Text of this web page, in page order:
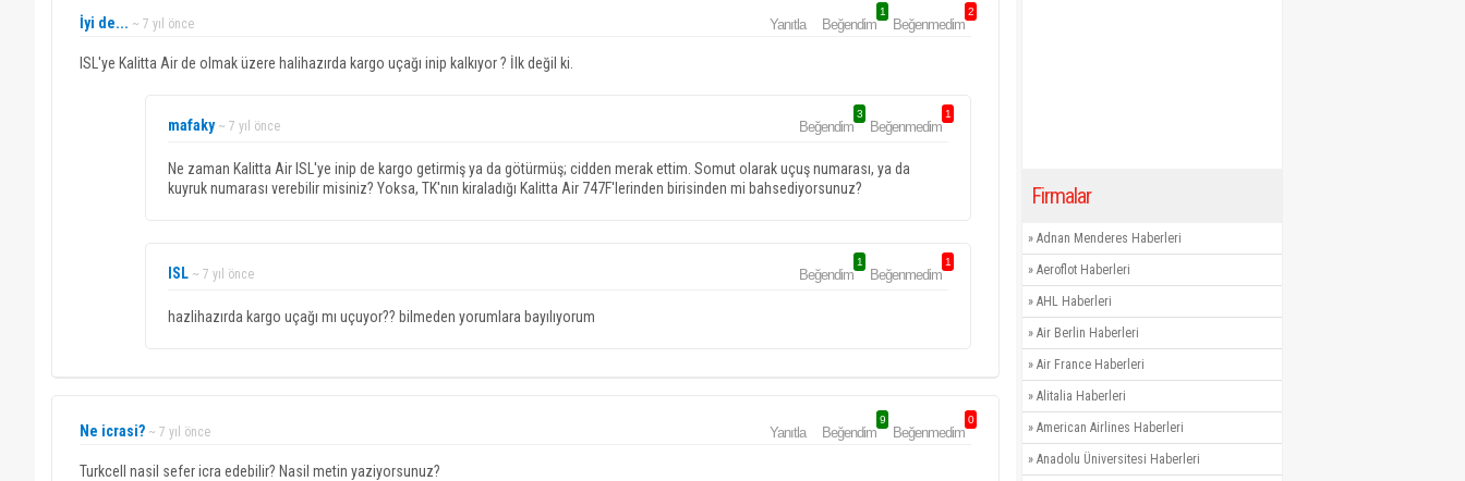
İyi de... ~ 7 yıl önce Yanıtla Beğendim
1
Beğenmedim
2
ISL'ye Kalitta Air de olmak üzere halihazırda kargo uçağı inip kalkıyor ? İlk değil ki.
mafaky ~ 7 yıl önce Beğendim
3
Beğenmedim
1
Ne zaman Kalitta Air ISL'ye inip de kargo getirmiş ya da götürmüş; cidden merak ettim. Somut olarak uçuş numarası, ya da
kuyruk numarası verebilir misiniz? Yoksa, TK'nın kiraladığı Kalitta Air 747F'lerinden birisinden mi bahsediyorsunuz?
ISL ~ 7 yıl önce Beğendim
1
Beğenmedim
1
hazlihazırda kargo uçağı mı uçuyor?? bilmeden yorumlara bayılıyorum
Ne icrasi? ~ 7 yıl önce Yanıtla Beğendim
9
Beğenmedim
0
Turkcell nasil sefer icra edebilir? Nasil metin yaziyorsunuz?
Firmalar
» Adnan Menderes Haberleri
» Aeroflot Haberleri
» AHL Haberleri
» Air Berlin Haberleri
» Air France Haberleri
» Alitalia Haberleri
» American Airlines Haberleri
» Anadolu Üniversitesi Haberleri